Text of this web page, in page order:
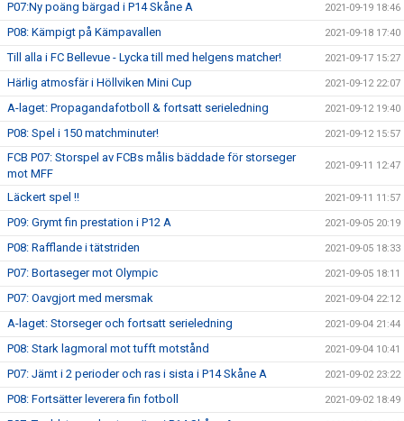
P07:Ny poäng bärgad i P14 Skåne A 2021-09-19 18:46
P08: Kämpigt på Kämpavallen 2021-09-18 17:40
Till alla i FC Bellevue - Lycka till med helgens matcher! 2021-09-17 15:27
Härlig atmosfär i Höllviken Mini Cup 2021-09-12 22:07
A-laget: Propagandafotboll & fortsatt serieledning 2021-09-12 19:40
P08: Spel i 150 matchminuter! 2021-09-12 15:57
FCB P07: Storspel av FCBs målis bäddade för storseger
mot MFF
2021-09-11 12:47
Läckert spel !! 2021-09-11 11:57
P09: Grymt fin prestation i P12 A 2021-09-05 20:19
P08: Rafflande i tätstriden 2021-09-05 18:33
P07: Bortaseger mot Olympic 2021-09-05 18:11
P07: Oavgjort med mersmak 2021-09-04 22:12
A-laget: Storseger och fortsatt serieledning 2021-09-04 21:44
P08: Stark lagmoral mot tufft motstånd 2021-09-04 10:41
P07: Jämt i 2 perioder och ras i sista i P14 Skåne A 2021-09-02 23:22
P08: Fortsätter leverera fin fotboll 2021-09-02 18:49